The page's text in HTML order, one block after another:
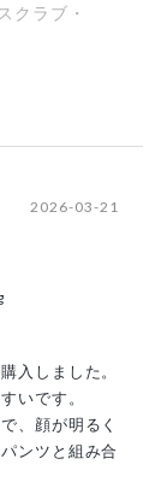
クラブ・
2026-03-21
入しました。
いです。
、顔が明るく
ンツと組み合